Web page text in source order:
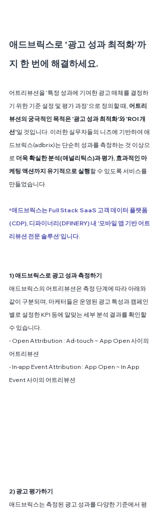
애드브릭스로 '광고 성과 최적화'까
지 한 번에 해결하세요.
어트리뷰션을 '특정 성과에 기여한 광고 매체를 결정하
기 위한 기준 설정 및 평가 과정'으로 정의할 때, 어트리
뷰션의 궁극적인 목적은 '광고 성과 최적화'와 'ROI 개
선'일 것입니다. 이러한 실무자들의 니즈에 기반하여 애
드브릭스(adbrix)는 단순히 성과를 측정하는 것 이상으
로 더욱 확실한 분석(애널리틱스)과 평가, 효과적인 마
케팅 액션까지 유기적으로 실행할 수 있도록 서비스를
만들었습니다.
*애드브릭스는 Full Stack SaaS 고객 데이터 플랫폼
(CDP), 디파이너리(DFINERY) 내 '모바일 앱 기반 어트
리뷰션 전문 솔루션'입니다.
1) 애드브릭스로 광고 성과 측정하기
애드브릭스의 어트리뷰션은 측정 단계에 따라 아래와
같이 구분되며, 마케터들은 운영된 광고 특성과 캠페인
별로 설정한 KPI 등에 알맞는 세부 분석 결과를 확인할
수 있습니다.
- Open Attribution : Ad-touch ~ App Open 사이의
어트리뷰션
- In-app Event Attribution : App Open ~ In App
Event 사이의 어트리뷰션
2) 광고 평가하기
애드브릭스는 측정된 광고 성과를 다양한 기준에서 평